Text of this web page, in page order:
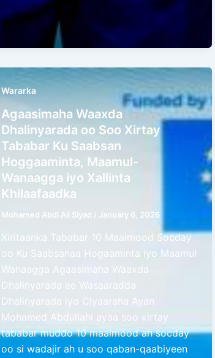
Wararka
Agaasimaha Waaxda
Dhalinyarada oo Soo Xirtay
Tababar Ku Saabsan
Hoggaaminta, Maamul-
Wanaagga iyo Xallinta
Khilaafaadka
Mohamed Abdi Ali Siyad / January 6, 2026
Xiritaanka Tababar 10 Maalmood Socday
oo Ku Saabsanaa Hogaaminta iyo Maamul
Wanaagga Agaasimaha Waaxda
Dhalinyarada ee Wasaaradda
Dhalinyarada iyo Ciyaaraha Ayan
Mohamed Abdullahi ayaa soo xirtay
tababar muddo 10 maalmood ah socday
oo si wadajir ah u soo qaban-qaabiyeen